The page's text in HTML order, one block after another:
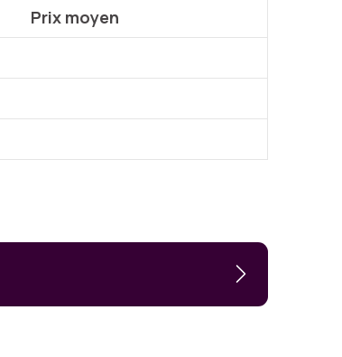
Prix moyen